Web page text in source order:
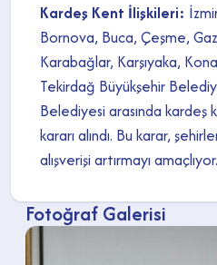
Kardeş Kent İlişkileri:
Bornova, Buca, Çeşme,
Karabağlar, Karşıyaka,
Tekirdağ Büyükşehir
Belediyesi arasında kardeş
kararı alındı. Bu karar,
alışverişi artırmayı amaçlıyor.
Fotoğraf Galerisi